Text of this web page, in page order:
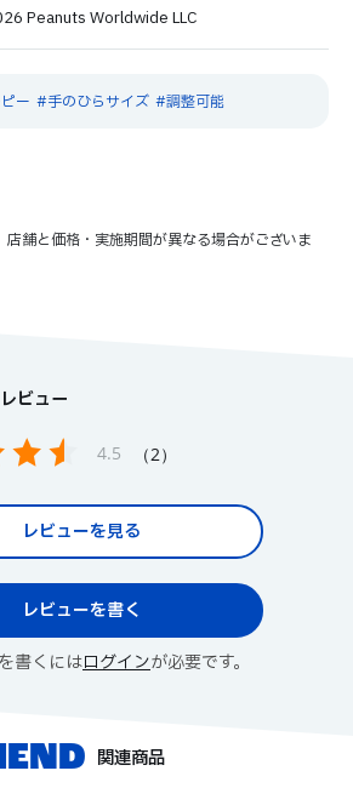
Peanuts Worldwide LLC
ー 手のひらサイズ 調整可能
舗と価格・実施期間が異なる場合がございま
レビュー
4.5 2
レビューを見る
レビューを書く
書くにはログインが必要です。
関連商品